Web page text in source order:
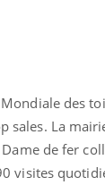
des
sales. La
de fer
visites